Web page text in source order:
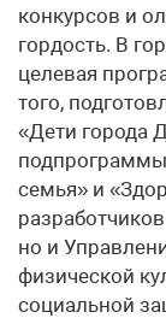
конкурсов и
гордость. В
целевая
того,
«Дети города
семья» и
но и
физической
социальной